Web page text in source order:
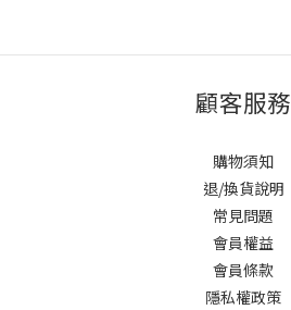
顧客服務
購物須知
退/換貨說明
常見問題
會員權益
會員條款
隱私權政策